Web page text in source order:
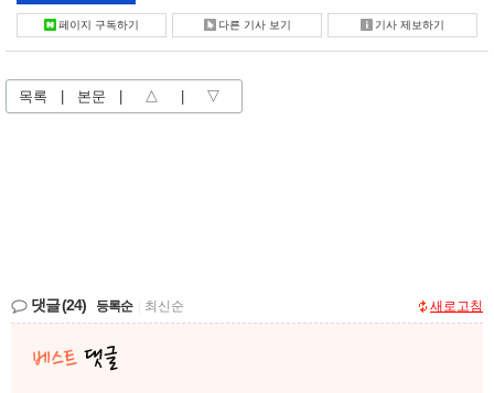
페이지 구독하기 다른 기사 보기 기사 제보하기
목록 본문 △ ▽
댓글(24) 등록순 최신순 새로고침